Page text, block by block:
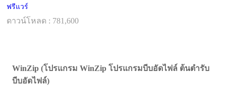
ฟรีแวร์
ดาวน์โหลด : 781,600
WinZip (โปรแกรม WinZip โปรแกรมบีบอัดไฟล์ ต้นตำรับ
บีบอัดไฟล์)